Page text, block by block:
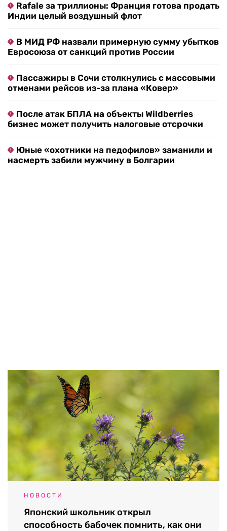
Rafale за триллионы: Франция готова продать
Индии целый воздушный флот
В МИД РФ назвали примерную сумму убытков
Евросоюза от санкций против России
Пассажиры в Сочи столкнулись с массовыми
отменами рейсов из-за плана «Ковер»
После атак БПЛА на объекты Wildberries
бизнес может получить налоговые отсрочки
Юные «охотники на педофилов» заманили и
насмерть забили мужчину в Болгарии
НОВОСТИ
Японский школьник открыл
способность бабочек помнить, как они